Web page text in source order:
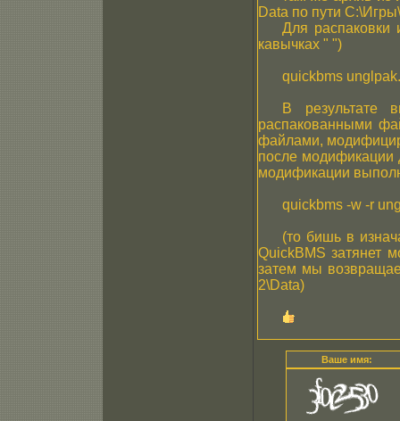
Data по пути
Для распаковки
кавычках " ")
quickbms
В результате
распакованными
файлами,
после модификации
модификации
quickbms -w -r
(то бишь в
QuickBMS затянет
затем мы
2\Data)
Ваше имя: